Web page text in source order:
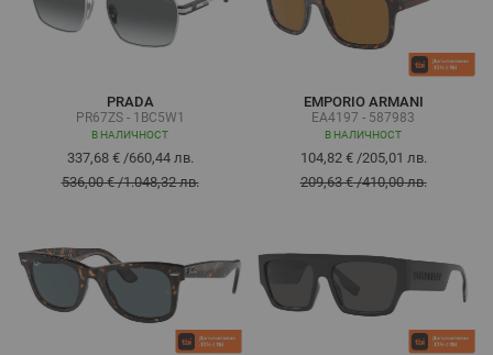
PRADA
PR67ZS - 1BC5W1
В НАЛИЧНОСТ
337,68 €/660,44 лв.
536,00 €/1.048,32 лв.
EMPORIO ARMANI
EA4197 - 587983
В НАЛИЧНОСТ
104,82 €/205,01 лв.
209,63 €/410,00 лв.